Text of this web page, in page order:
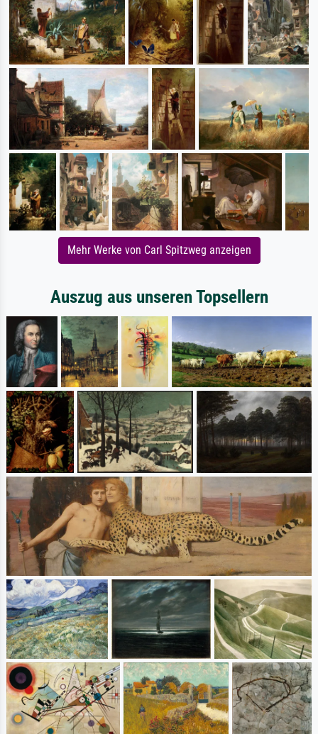
Mehr Werke von Carl Spitzweg anzeigen
Auszug aus unseren Topsellern